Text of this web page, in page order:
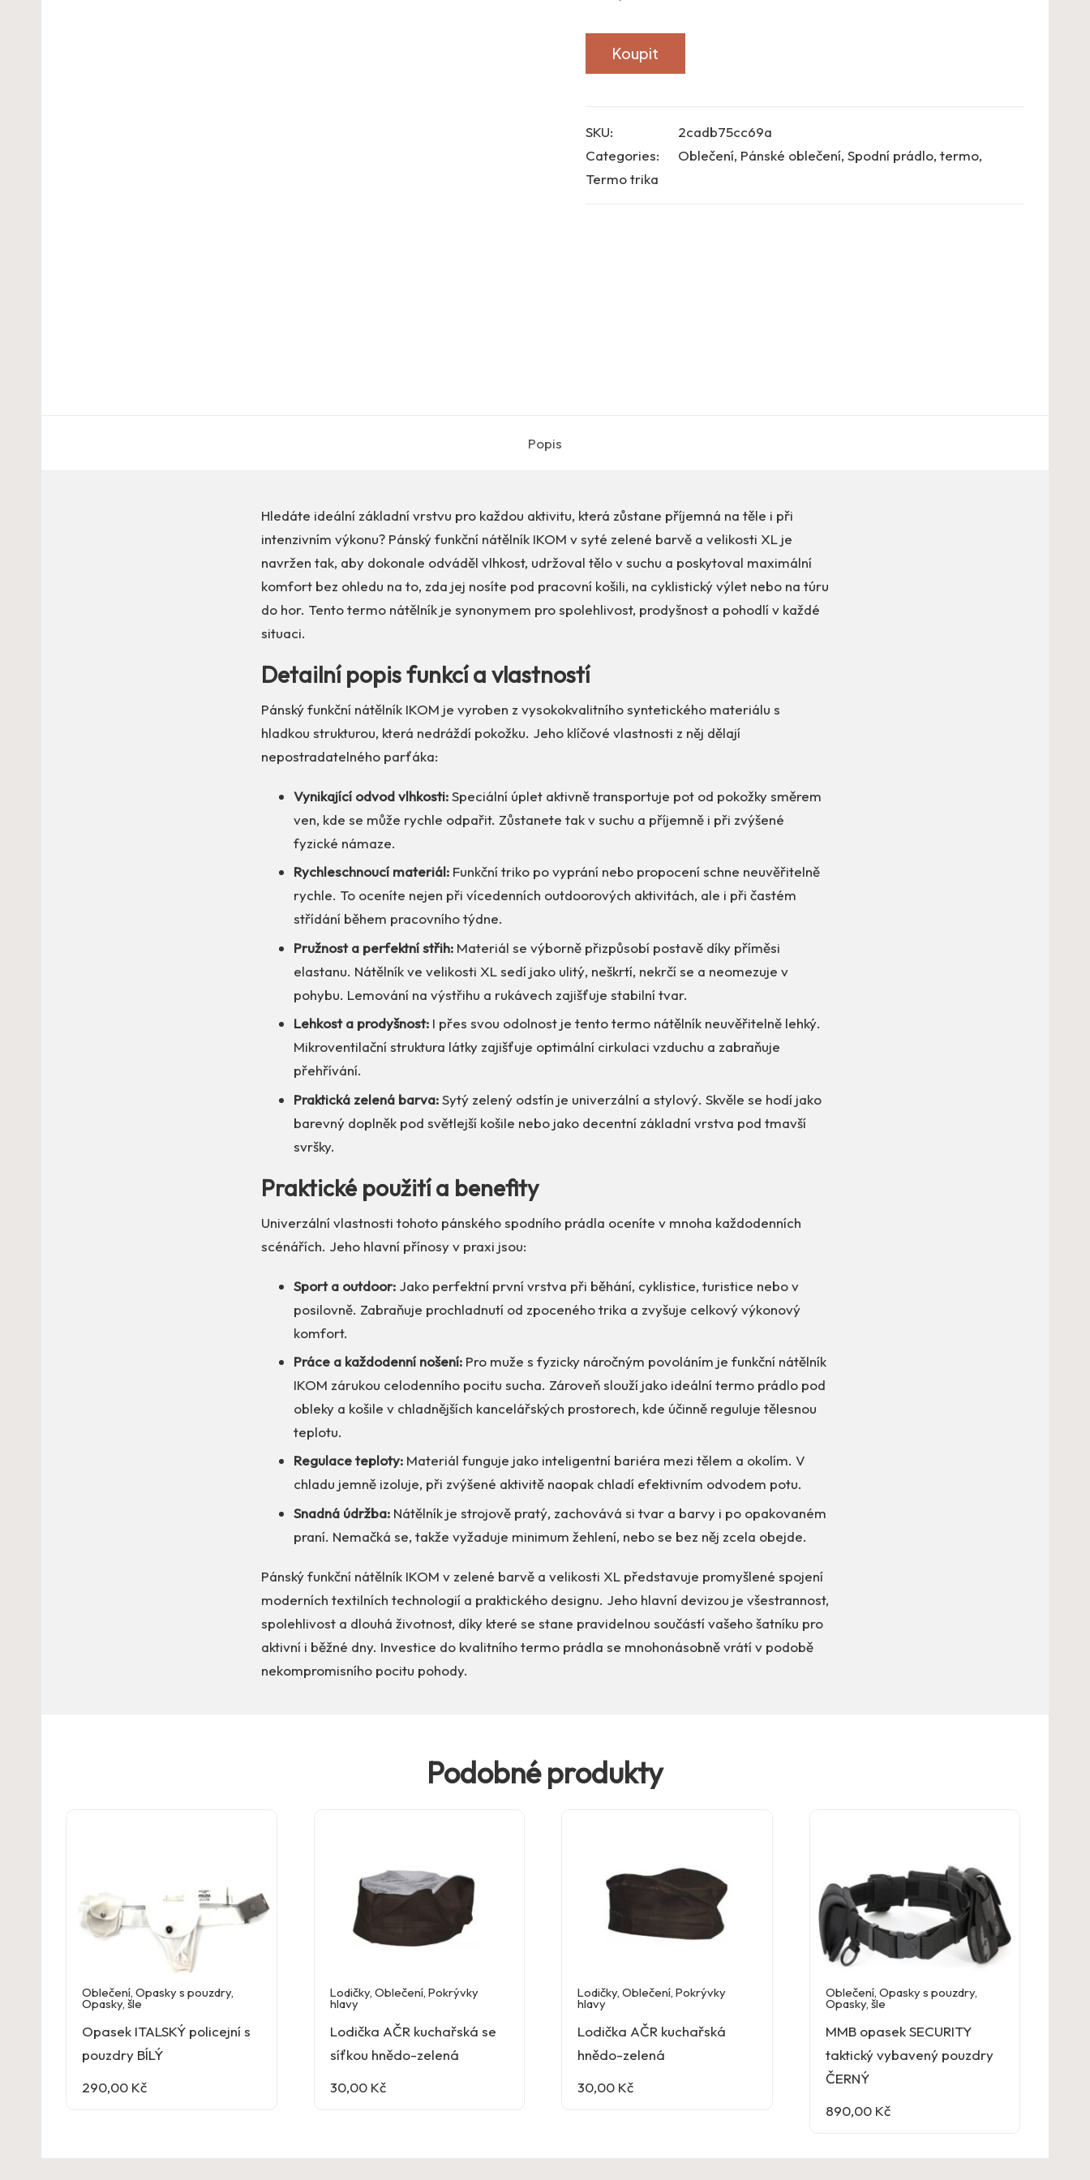
Koupit
SKU:
2cadb75cc69a
Categories:
Oblečení, Pánské oblečení, Spodní prádlo, termo,
Termo trika
Popis
Hledáte ideální základní vrstvu pro každou aktivitu, která zůstane příjemná na těle i při
intenzivním výkonu? Pánský funkční nátělník IKOM v syté zelené barvě a velikosti XL je
navržen tak, aby dokonale odváděl vlhkost, udržoval tělo v suchu a poskytoval maximální
komfort bez ohledu na to, zda jej nosíte pod pracovní košili, na cyklistický výlet nebo na túru
do hor. Tento termo nátělník je synonymem pro spolehlivost, prodyšnost a pohodlí v každé
situaci.
Detailní popis funkcí a vlastností
Pánský funkční nátělník IKOM je vyroben z vysokokvalitního syntetického materiálu s
hladkou strukturou, která nedráždí pokožku. Jeho klíčové vlastnosti z něj dělají
nepostradatelného parťáka:
Vynikající odvod vlhkosti:Speciální úplet aktivně transportuje pot od pokožky směrem
ven, kde se může rychle odpařit. Zůstanete tak v suchu a příjemně i při zvýšené
fyzické námaze.
Rychleschnoucí materiál: Funkční triko po vyprání nebo propocení schne neuvěřitelně
rychle. To oceníte nejen při vícedenních outdoorových aktivitách, ale i při častém
střídání během pracovního týdne.
Pružnost a perfektní střih: Materiál se výborně přizpůsobí postavě díky příměsi
elastanu. Nátělník ve velikosti XL sedí jako ulitý, neškrtí, nekrčí se a neomezuje v
pohybu. Lemování na výstřihu a rukávech zajišťuje stabilní tvar.
Lehkost a prodyšnost: I přes svou odolnost je tento termo nátělník neuvěřitelně lehký.
Mikroventilační struktura látky zajišťuje optimální cirkulaci vzduchu a zabraňuje
přehřívání.
Praktická zelená barva:Sytý zelený odstín je univerzální a stylový. Skvěle se hodí jako
barevný doplněk pod světlejší košile nebo jako decentní základní vrstva pod tmavší
svršky.
Praktické použití a benefity
Univerzální vlastnosti tohoto pánského spodního prádla oceníte v mnoha každodenních
scénářích. Jeho hlavní přínosy v praxi jsou:
Sport a outdoor: Jako perfektní první vrstva při běhání, cyklistice, turistice nebo v
posilovně. Zabraňuje prochladnutí od zpoceného trika a zvyšuje celkový výkonový
komfort.
Práce a každodenní nošení: Pro muže s fyzicky náročným povoláním je funkční nátělník
IKOM zárukou celodenního pocitu sucha. Zároveň slouží jako ideální termo prádlo pod
obleky a košile v chladnějších kancelářských prostorech, kde účinně reguluje tělesnou
teplotu.
Regulace teploty: Materiál funguje jako inteligentní bariéra mezi tělem a okolím. V
chladu jemně izoluje, při zvýšené aktivitě naopak chladí efektivním odvodem potu.
Snadná údržba: Nátělník je strojově pratý, zachovává si tvar a barvy i po opakovaném
praní. Nemačká se, takže vyžaduje minimum žehlení, nebo se bez něj zcela obejde.
Pánský funkční nátělník IKOM v zelené barvě a velikosti XL představuje promyšlené spojení
moderních textilních technologií a praktického designu. Jeho hlavní devizou je všestrannost,
spolehlivost a dlouhá životnost, díky které se stane pravidelnou součástí vašeho šatníku pro
aktivní i běžné dny. Investice do kvalitního termo prádla se mnohonásobně vrátí v podobě
nekompromisního pocitu pohody.
Podobné produkty
Oblečení, Opasky s pouzdry,
Opasky, šle
Opasek ITALSKÝ policejní s
pouzdry BÍLÝ
290,00 Kč
Lodičky, Oblečení, Pokrývky
hlavy
Lodička AČR kuchařská se
síťkou hnědo-zelená
30,00 Kč
Lodičky,Oblečení,Pokrývky
hlavy
Lodička AČR kuchařská
hnědo-zelená
30,00 Kč
Oblečení, Opasky s pouzdry,
Opasky, šle
MMB opasek SECURITY
taktický vybavený pouzdry
ČERNÝ
890,00 Kč